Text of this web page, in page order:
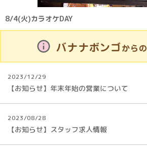
8/4(火)カラオケDAY
バナナボンゴ からの
2023/12/29
【お知らせ】年末年始の営業について
2023/08/28
【お知らせ】スタッフ求人情報